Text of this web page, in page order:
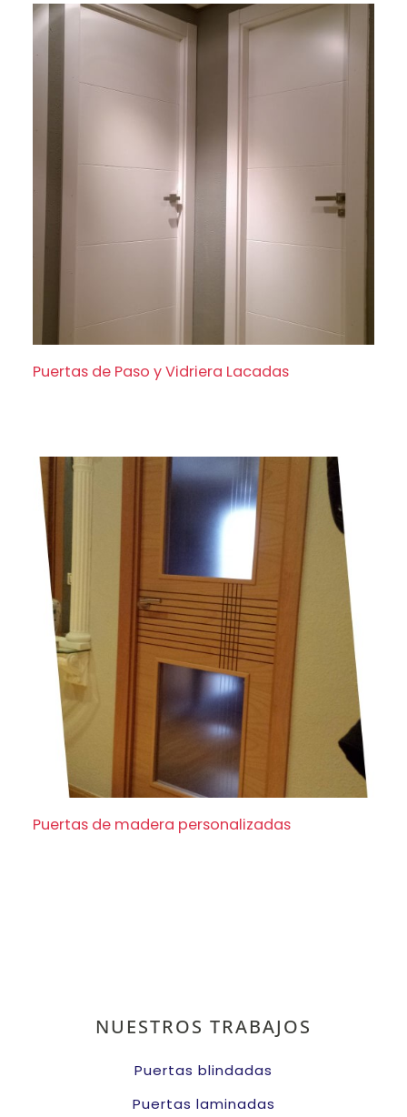
Puertas de Paso y Vidriera Lacadas
Puertas de madera personalizadas
NUESTROS TRABAJOS
Puertas blindadas
Puertas laminadas